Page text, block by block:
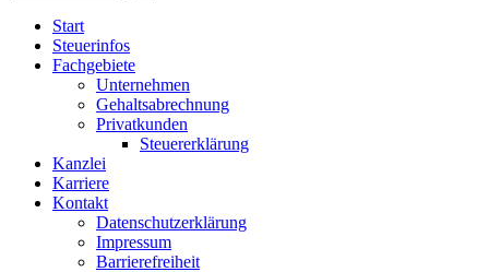
Start
Steuerinfos
Fachgebiete
Unternehmen
Gehaltsabrechnung
Privatkunden
Steuererklärung
Kanzlei
Karriere
Kontakt
Datenschutzerklärung
Impressum
Barrierefreiheit